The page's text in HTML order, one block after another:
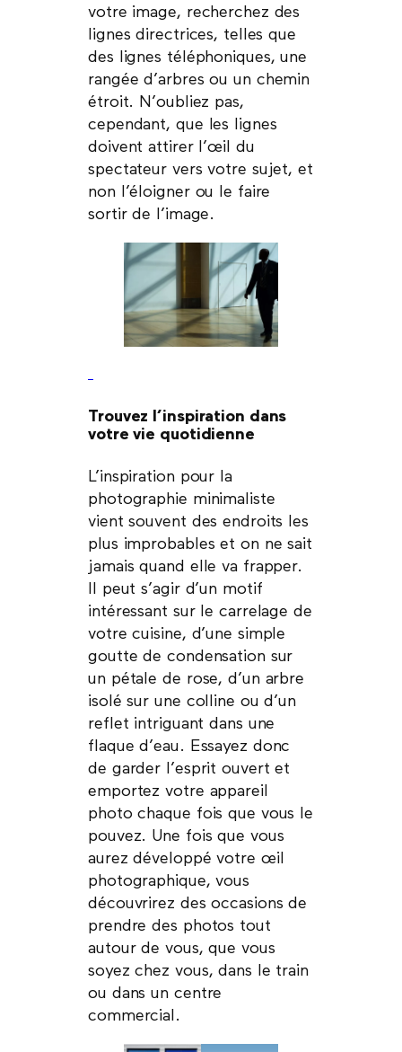
votre image, recherchez des
lignes directrices, telles que
des lignes téléphoniques, une
rangée d’arbres ou un chemin
étroit. N’oubliez pas,
cependant, que les lignes
doivent attirer l’œil du
spectateur vers votre sujet, et
non l’éloigner ou le faire
sortir de l’image.
Trouvez l’inspiration dans
votre vie quotidienne
L’inspiration pour la
photographie minimaliste
vient souvent des endroits les
plus improbables et on ne sait
jamais quand elle va frapper.
Il peut s’agir d’un motif
intéressant sur le carrelage de
votre cuisine, d’une simple
goutte de condensation sur
un pétale de rose, d’un arbre
isolé sur une colline ou d’un
reflet intriguant dans une
flaque d’eau. Essayez donc
de garder l’esprit ouvert et
emportez votre appareil
photo chaque fois que vous le
pouvez. Une fois que vous
aurez développé votre œil
photographique, vous
découvrirez des occasions de
prendre des photos tout
autour de vous, que vous
soyez chez vous, dans le train
ou dans un centre
commercial.